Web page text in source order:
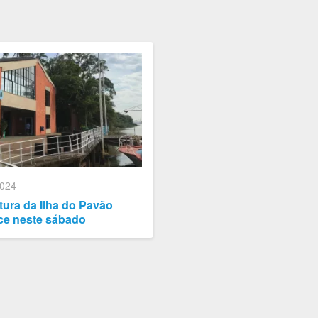
da Ilha do Pavão
neste sábado